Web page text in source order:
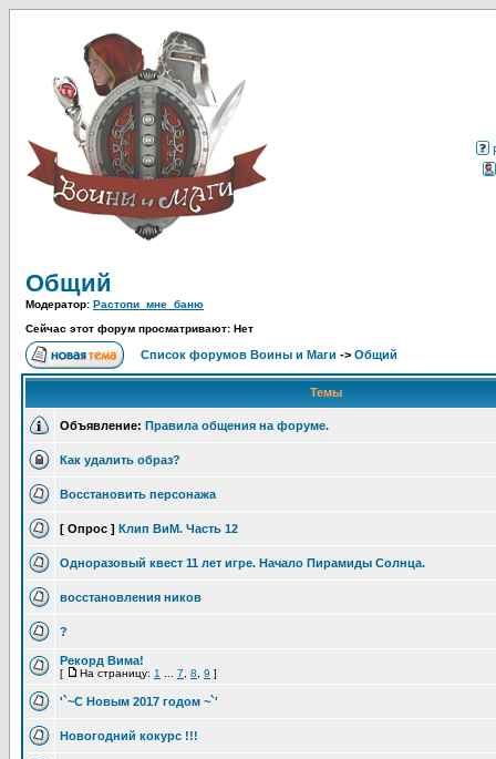
Общий
Модератор: Растопи_мне_баню
Сейчас этот форум просматривают: Нет
Список форумов Воины и Маги -> Общий
Темы
Объявление: Правила общения на форуме.
Как удалить образ?
Восстановить персонажа
[ Опрос ] Клип ВиМ. Часть 12
Одноразовый квест 11 лет игре. Начало Пирамиды Солнца.
восстановления ников
?
Рекорд Вима!
[ На страницу: 1 7 8 9 ]
'`~С Новым 2017 годом ~`'
Новогодний кокурс !!!